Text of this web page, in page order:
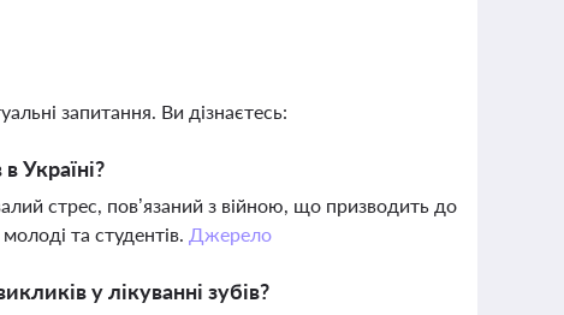
запитання. Ви дізнаєтесь:
Україні?
стрес, пов’язаний з війною, що призводить до
та студентів. Джерело
у лікуванні зубів?